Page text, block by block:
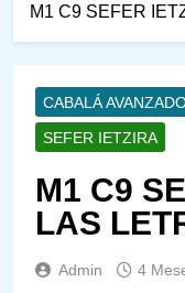
M1 C9 SEFER
CABALÁ
SEFER IETZIRA
M1 C9
LAS
Admin 4